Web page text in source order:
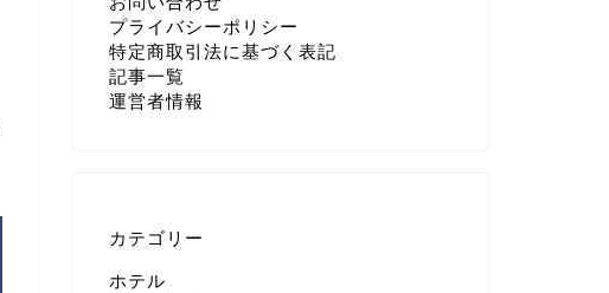
プライバシーポリシー
特定商取引法に基づく表記
記事一覧
運営者情報
カテゴリー
ホテル